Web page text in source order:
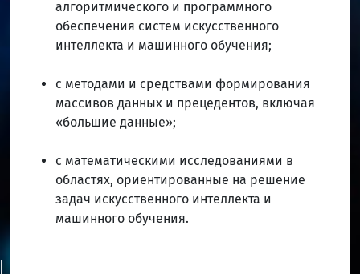
алгоритмического и программного
обеспечения систем искусственного
интеллекта и машинного обучения;
с методами и средствами формирования
массивов данных и прецедентов, включая
«большие данные»;
с математическими исследованиями в
областях, ориентированные на решение
задач искусственного интеллекта и
машинного обучения.